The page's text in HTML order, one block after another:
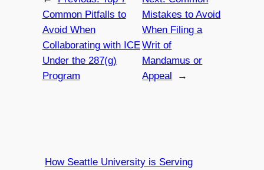
Common Pitfalls to
Avoid When
Collaborating with ICE
Under the 287(g)
Program
Mistakes to Avoid
When Filing a
Writ of
Mandamus or
Appeal
→
How Seattle University is Serving